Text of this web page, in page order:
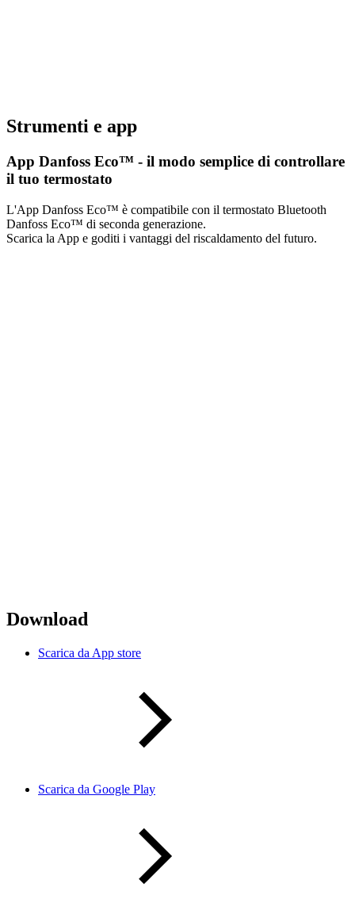
Strumenti e app
App Danfoss Eco™ - il modo semplice di controllare
il tuo termostato
L'App Danfoss Eco™ è compatibile con il termostato Bluetooth
Danfoss Eco™ di seconda generazione.
Scarica la App e goditi i vantaggi del riscaldamento del futuro.
Download
Scarica da App store
Scarica da Google Play